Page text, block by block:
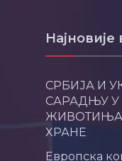
Најновије
СРБИЈА И
САРАДЊУ
ЖИВОТИЊА
ХРАНЕ
Европска